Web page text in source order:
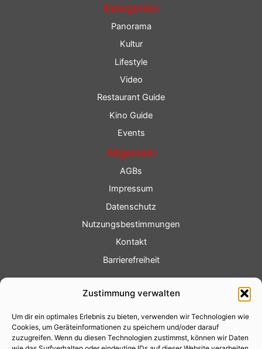
Zustimmung verwalten
Um dir ein optimales Erlebnis zu bieten, verwenden wir Technologien wie
Cookies, um Geräteinformationen zu speichern und/oder darauf
zuzugreifen. Wenn du diesen Technologien zustimmst, können wir Daten
Kategorien
Panorama
Kultur
Lifestyle
Video
Restaurant Guide
Kino Guide
Events
Allgemein
AGBs
Impressum
Datenschutz
Nutzungsbestimmungen
Kontakt
Barrierefreiheit
Fotoservice
Videoservice
Werbung